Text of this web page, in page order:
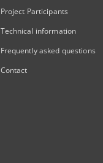
Project Participants
Technical information
Frequently asked questions
Contact